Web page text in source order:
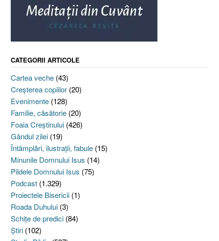
CATEGORII ARTICOLE
Cartea veche (43)
Creşterea copiilor (20)
Evenimente (128)
Familie, căsătorie (20)
Foaia Creştinului (426)
Gândul zilei (19)
Întâmplări, ilustraţii, fabule (15)
Minunile Domnului Isus (14)
Pildele Domnului Isus (75)
Podcast (1.329)
Proiectele Bisericii (1)
Roada Duhului (3)
Schiţe de predici (84)
Ştiri (102)